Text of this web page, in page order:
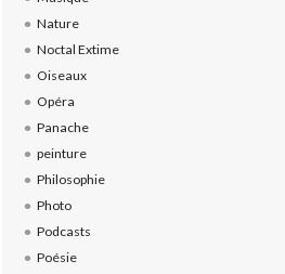
Nature
Noctal Extime
Oiseaux
Opéra
Panache
peinture
Philosophie
Photo
Podcasts
Poésie